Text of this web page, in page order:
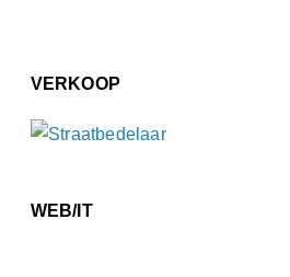
VERKOOP
WEB/IT